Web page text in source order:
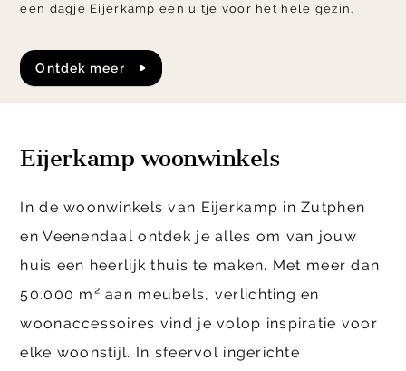
een dagje Eijerkamp een uitje voor het hele gezin.
Ontdek meer
Eijerkamp woonwinkels
In de woonwinkels van Eijerkamp in Zutphen
en Veenendaal ontdek je alles om van jouw
huis een heerlijk thuis te maken. Met meer dan
50.000 m² aan meubels, verlichting en
woonaccessoires vind je volop inspiratie voor
elke woonstijl. In sfeervol ingerichte